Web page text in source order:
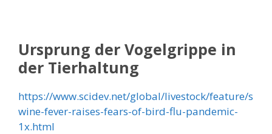
Ursprung der Vogelgrippe in
der Tierhaltung
https://www.scidev.net/global/livestock/feature/s
wine-fever-raises-fears-of-bird-flu-pandemic-
1x.html